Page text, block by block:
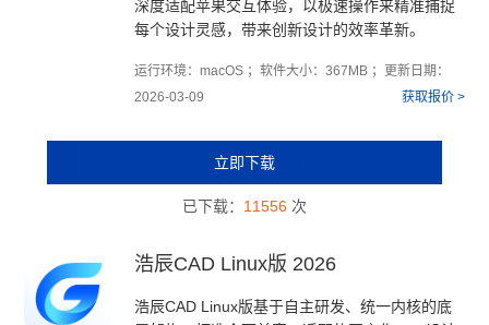
深度适配苹果交互体验，以极速操作来精准捕捉
每个设计灵感，带来创新设计的效率革新。
运行环境：macOS ；软件大小：367MB ；更新日期：
2026-03-09
获取报价 >
立即下载
已下载： 11556 次
浩辰CAD Linux版 2026
浩辰CAD Linux版基于自主研发、统一内核的底